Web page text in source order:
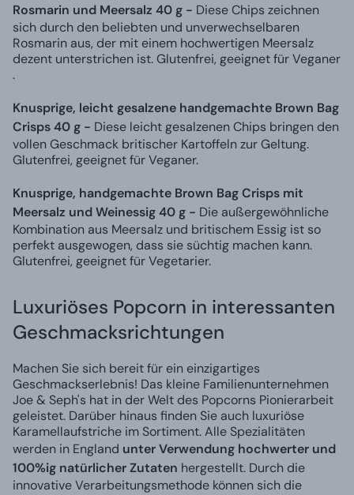
Rosmarin und Meersalz 40 g - Diese Chips zeichnen
sich durch den beliebten und unverwechselbaren
Rosmarin aus, der mit einem hochwertigen Meersalz
dezent unterstrichen ist. Glutenfrei, geeignet für Veganer
.
Knusprige, leicht gesalzene handgemachte Brown Bag
Crisps 40 g - Diese leicht gesalzenen Chips bringen den
vollen Geschmack britischer Kartoffeln zur Geltung.
Glutenfrei, geeignet für Veganer.
Knusprige, handgemachte Brown Bag Crisps mit
Meersalz und Weinessig 40 g - Die außergewöhnliche
Kombination aus Meersalz und britischem Essig ist so
perfekt ausgewogen, dass sie süchtig machen kann.
Glutenfrei, geeignet für Vegetarier.
Luxuriöses Popcorn in interessanten
Geschmacksrichtungen
Machen Sie sich bereit für ein einzigartiges
Geschmackserlebnis! Das kleine Familienunternehmen
Joe & Seph's hat in der Welt des Popcorns Pionierarbeit
geleistet. Darüber hinaus finden Sie auch luxuriöse
Karamellaufstriche im Sortiment. Alle Spezialitäten
werden in England unter Verwendung hochwerter und
100%ig natürlicher Zutaten hergestellt. Durch die
innovative Verarbeitungsmethode können sich die